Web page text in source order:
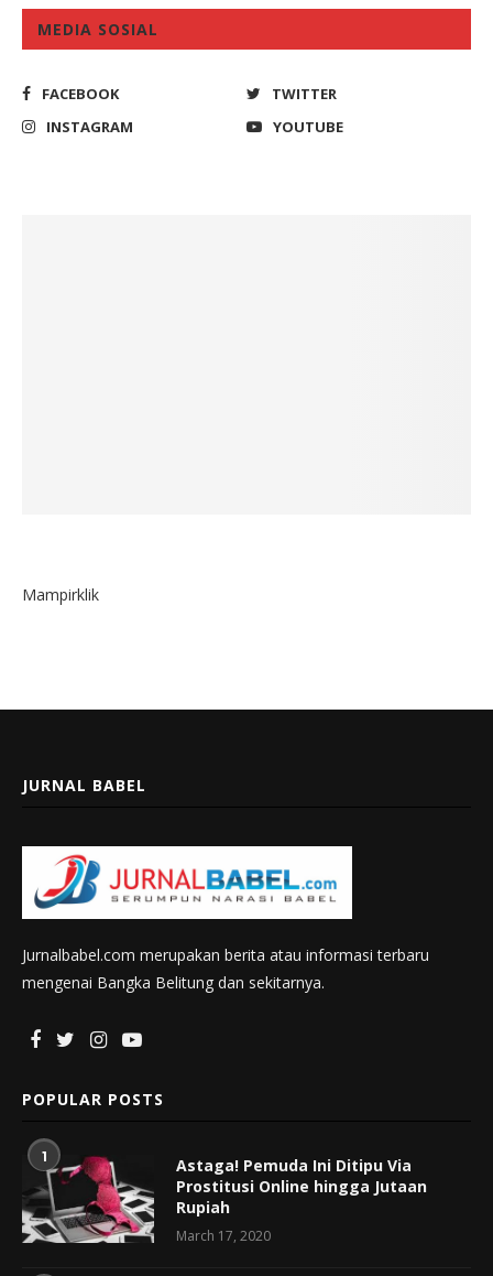
MEDIA SOSIAL
FACEBOOK
TWITTER
INSTAGRAM
YOUTUBE
Mampirklik
JURNAL BABEL
Jurnalbabel.com merupakan berita atau informasi terbaru
mengenai Bangka Belitung dan sekitarnya.
POPULAR POSTS
1
Astaga! Pemuda Ini Ditipu Via
Prostitusi Online hingga Jutaan
Rupiah
March 17, 2020